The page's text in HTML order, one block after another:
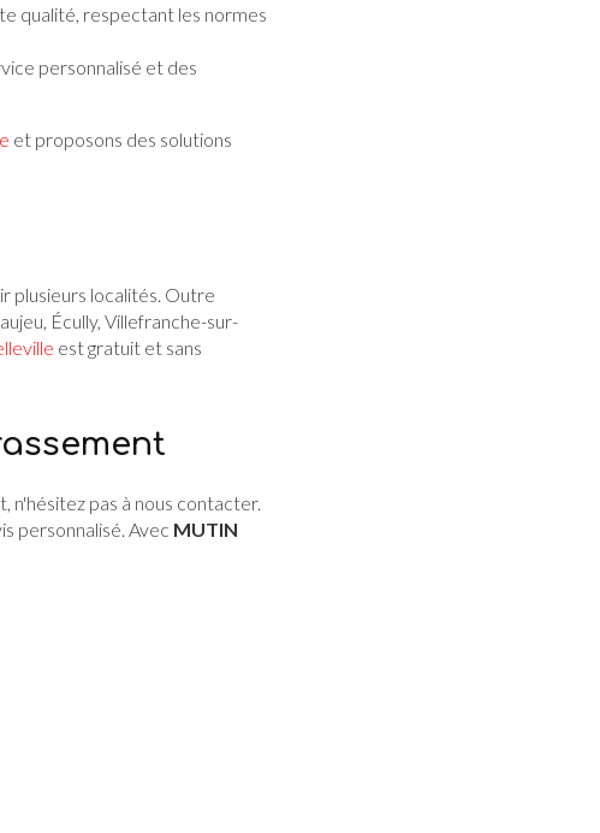
qualité, respectant les normes
personnalisé et des
et proposons des solutions
plusieurs localités. Outre
Écully, Villefranche-sur-
est gratuit et sans
pas à nous contacter.
personnalisé. Avec MUTIN